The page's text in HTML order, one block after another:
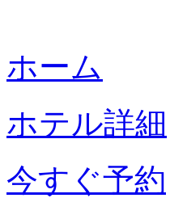
ホーム
ホテル詳細
今すぐ予約